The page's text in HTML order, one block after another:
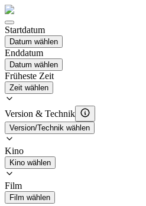
Startdatum
Datum wählen
Enddatum
Datum wählen
Früheste Zeit
Zeit wählen
Version & Technik
Version/Technik wählen
Kino
Kino wählen
Film
Film wählen